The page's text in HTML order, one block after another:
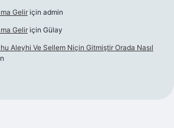
Gelir için admin
Gelir için Gülay
Aleyhi Ve Sellem Niçin Gitmiştir Orada Nasıl